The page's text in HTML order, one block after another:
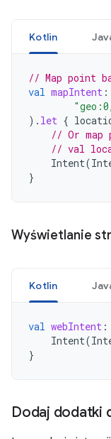
Kotlin
// Map point
val mapIntent :
). let {
// Or map
// val
Intent(
}
Wyświetlanie
Kotlin
val webIntent :
Intent(
}
Dodaj dodatki